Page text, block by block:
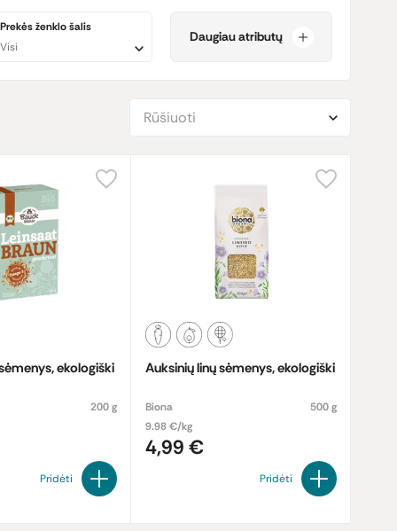
savybių, l
inų sėmenys yra ir puikus šaltinis alfa-
Prekės ženklo šalis
Visi
Daugiau atributų
Rūšiuoti
ekologiški
200 g
Pridėti
Auksinių linų sėmenys, ekologiški
Biona
500 g
9.98 €/kg
4,99 €
Pridėti